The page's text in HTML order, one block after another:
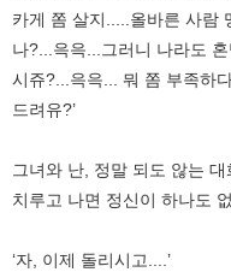
카게 쫌 살지.....올바른 사람
나?...윽윽...그러니 나라도
시쥬?...윽윽... 뭐 쫌 부족하
드려유?’
그녀와 난, 정말 되도 않는
치루고 나면 정신이 하나도
‘자, 이제 돌리시고....’